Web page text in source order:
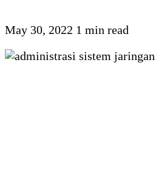
May 30, 2022 1 min read